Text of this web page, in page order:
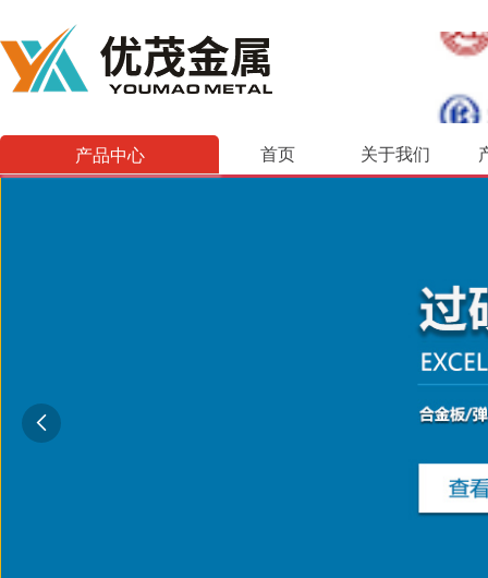
产品中心 首页 关于我们
